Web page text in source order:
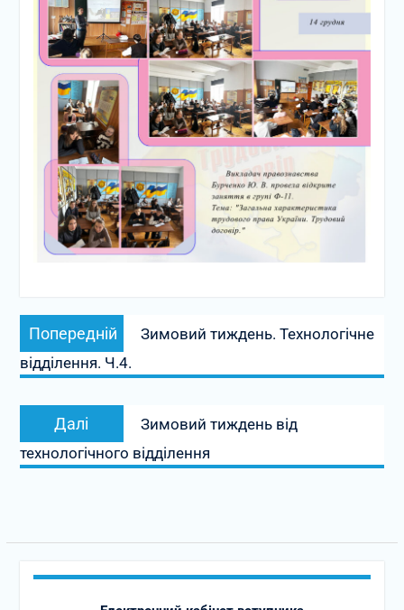
записів
Попередній
запис:
Зимовий тиждень. Технологічне
відділення. Ч.4.
Далі
запис:
Зимовий тиждень від
технологічного відділення